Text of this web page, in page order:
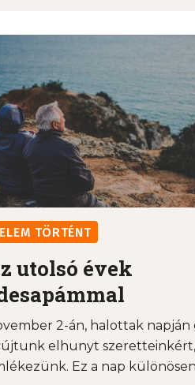
TÖRTÉNT
utolsó évek
2-án, halottak napján
elhunyt
Ez a nap különösen